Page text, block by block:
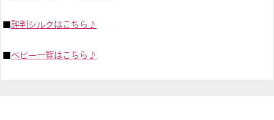
■評判シルクはこちら♪
■ベビー一覧はこちら♪